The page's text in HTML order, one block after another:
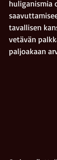
huliganismia
tavallisen
vetävän
paljoakaan